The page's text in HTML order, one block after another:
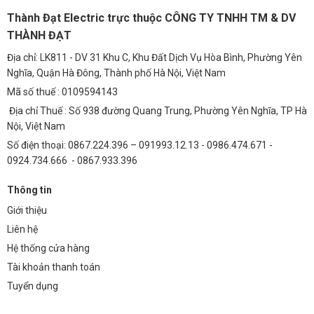
Yêu cầu bảo hành chính hãng.
Câu Hỏi Thường Gặp (FAQs)
1. Nguồn Meanwell XLG-200-H-AB có phù hợp với
đèn LED có công suất lớn không?
Có, nguồn Meanwell XLG-200-H-AB với công suất 200W có thể cung
cấp đủ năng lượng cho nhiều loại đèn LED có công suất lớn, miễn là
tổng công suất tiêu thụ của đèn không vượt quá 200W.
H-AB khỏi quá tải?
Để bảo vệ nguồn khỏi quá tải, bạn nên tính toán tổng công suất tiêu
Ngoài ra, nên sử dụng các thiết bị bảo vệ như cầu chì hoặc aptomat.
3. Nguồn Meanwell XLG-200-H-AB có thể hoạt động
Thành Đạt Electric trực thuộc CÔNG TY TNHH TM & DV
THÀNH ĐẠT
Địa chỉ: LK811 - DV 31 Khu C, Khu Đất Dịch Vụ Hòa Bình, Phường Yên
Nghĩa, Quận Hà Đông, Thành phố Hà Nội, Việt Nam
Mã số thuế : 0109594143
Địa chỉ Thuế : Số 938 đường Quang Trung, Phường Yên Nghĩa, TP Hà
Nội, Việt Nam
Số điện thoại: 0867.224.396 – 091993.12.13 - 0986.474.671 -
0924.734.666 - 0867.933.396
Thông tin
Giới thiệu
Liên hệ
Hệ thống cửa hàng
Tài khoản thanh toán
Tuyển dụng